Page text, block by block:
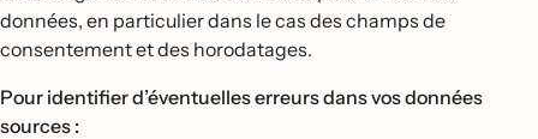
données, en particulier dans le cas des champs de
consentement et des horodatages.
Pour identifier d’éventuelles erreurs dans vos données
sources :